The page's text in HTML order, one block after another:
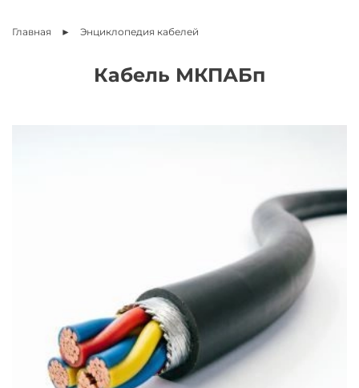
Главная Энциклопедия кабелей
Кабель МКПАБп